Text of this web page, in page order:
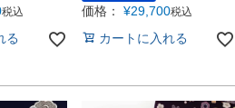
税込
る
価格： ¥29,700税込
カートに入れる